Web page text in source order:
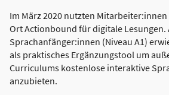
Im März 2020 nutzten
Ort Actionbound für digitale Lesungen.
Sprachanfänger:innen (Niveau A1)
als praktisches Ergänzungstool um
Curriculums kostenlose interaktive
anzubieten.